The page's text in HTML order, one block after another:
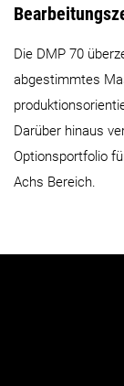
Max. Verfahrweg Z-
Max.
380 mm
290 mm
Die DMP 70
abgestimmtes
Darüber hinaus
Optionsportfolio
Achs Bereich.